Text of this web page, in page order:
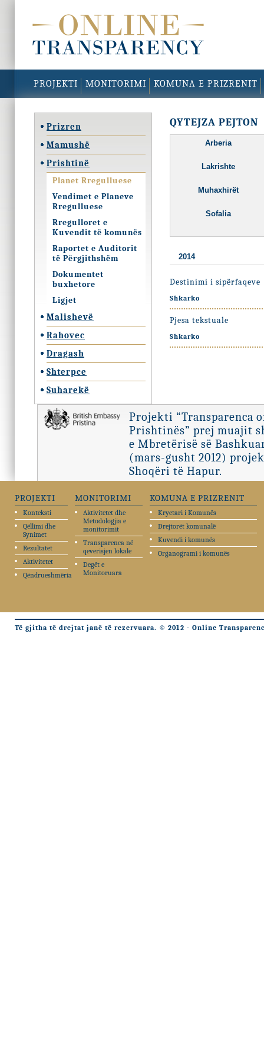
PROJEKTI MONITORIMI KOMUNA E PRIZRENIT
Prizren
Mamushë
Prishtinë
Planet Rregulluese
Vendimet e Planeve
Rregulluese
Rregulloret e
Kuvendit të komunës
Raportet e Auditorit
të Përgjithshëm
Dokumentet
buxhetore
Ligjet
Malishevë
Rahovec
Dragash
Shterpce
Suharekë
QYTEJZA PEJTON
Arberia
Lakrishte
Muhaxhirët
Sofalia
2014
Destinimi i sipërfaqeve
Shkarko
Pjesa tekstuale
Shkarko
Projekti “Transparenca
Prishtinës” prej muajit
e Mbretërisë së
(mars-gusht 2012)
Shoqëri të Hapur.
PROJEKTI
Konteksti
Qëllimi dhe
Synimet
Rezultatet
Aktivitetet
Qëndrueshmëria
MONITORIMI
Aktivitetet dhe
Metodologjia e
monitorimit
Transparenca në
qeverisjen lokale
Degët e
Monitoruara
KOMUNA E PRIZRENIT
Kryetari i Komunës
Drejtorët komunalë
Kuvendi i komunës
Organogrami i komunës
Të gjitha të drejtat janë të rezervuara. © 2012 - Online